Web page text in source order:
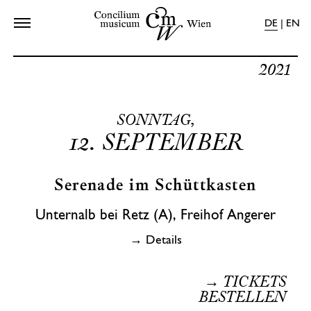
DE EN
Shop
Presse
SONNTAG,
12. SEPTEMBER
2021
Serenade im Schüttkasten
Unternalb bei Retz (A), Freihof Angerer
→ Details
→ TICKETS
BESTELLEN